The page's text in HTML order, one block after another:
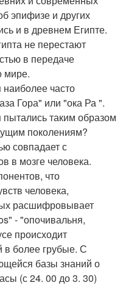
эпифизе и других
и в древнем Египте.
не перестают
в передаче
мире.
часто
Гора" или "ока Ра ".
пытались таким образом
поколениям?
совпадает с
в мозге человека.
что
человека,
расшифровывает
- "опочивальня,
происходит
в более грубые. С
базы знаний о
(с 24. 00 до 3. 30)